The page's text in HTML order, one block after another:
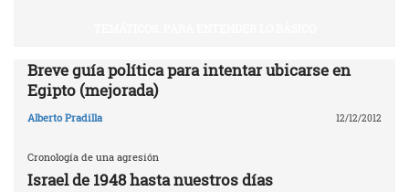
Breve guía política para intentar ubicarse en
Egipto (mejorada)
Alberto Pradilla 12/12/2012
Cronología de una agresión
Israel de 1948 hasta nuestros días